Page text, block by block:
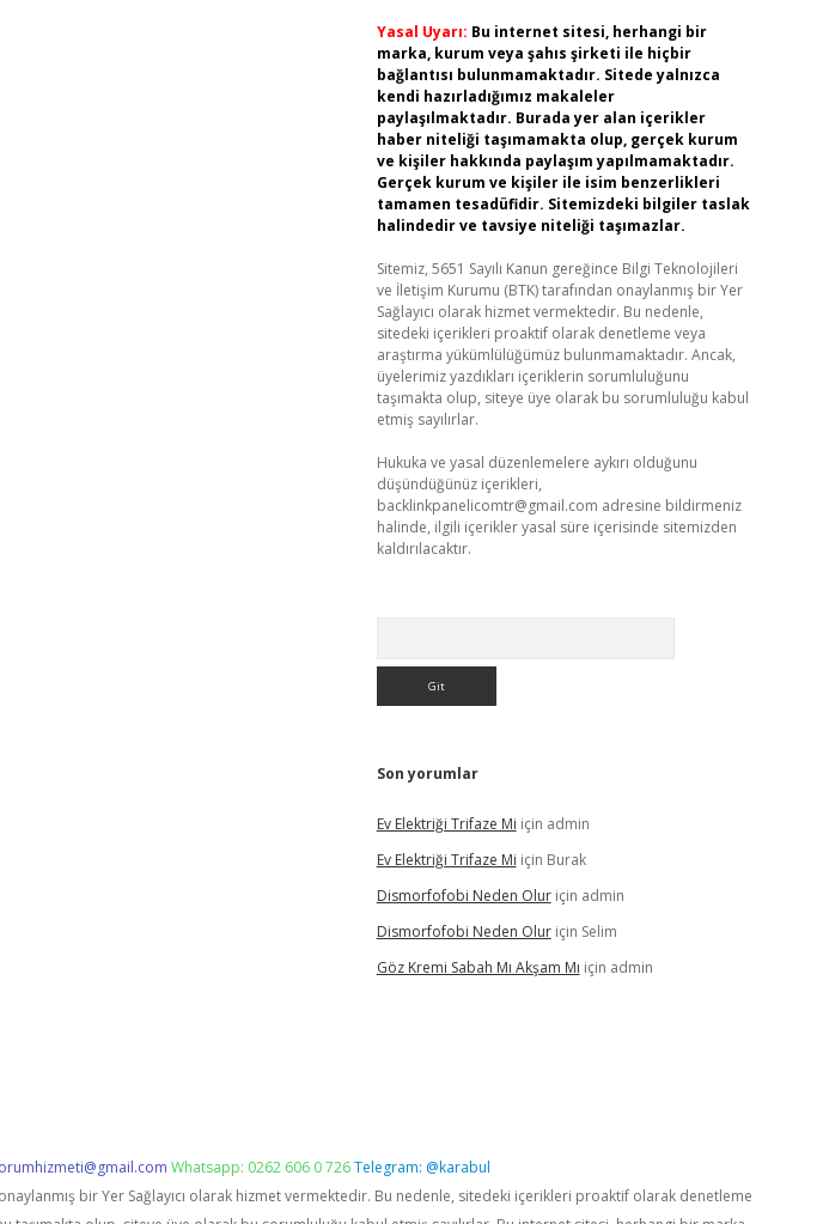
Yasal Uyarı: Bu internet sitesi, herhangi bir
marka, kurum veya şahıs şirketi ile hiçbir
bağlantısı bulunmamaktadır. Sitede yalnızca
kendi hazırladığımız makaleler
paylaşılmaktadır. Burada yer alan içerikler
haber niteliği taşımamakta olup, gerçek kurum
ve kişiler hakkında paylaşım yapılmamaktadır.
Gerçek kurum ve kişiler ile isim benzerlikleri
tamamen tesadüfidir. Sitemizdeki bilgiler taslak
halindedir ve tavsiye niteliği taşımazlar.
Sitemiz, 5651 Sayılı Kanun gereğince Bilgi Teknolojileri
ve İletişim Kurumu (BTK) tarafından onaylanmış bir Yer
Sağlayıcı olarak hizmet vermektedir. Bu nedenle,
sitedeki içerikleri proaktif olarak denetleme veya
araştırma yükümlülüğümüz bulunmamaktadır. Ancak,
üyelerimiz yazdıkları içeriklerin sorumluluğunu
taşımakta olup, siteye üye olarak bu sorumluluğu kabul
etmiş sayılırlar.
Hukuka ve yasal düzenlemelere aykırı olduğunu
düşündüğünüz içerikleri,
backlinkpanelicomtr@gmail.com adresine bildirmeniz
halinde, ilgili içerikler yasal süre içerisinde sitemizden
kaldırılacaktır.
Son yorumlar
Ev Elektriği Trifaze Mi için admin
Ev Elektriği Trifaze Mi için Burak
Dismorfofobi Neden Oluriçin admin
Dismorfofobi Neden Oluriçin Selim
Göz Kremi Sabah Mı Akşam Mı için admin
Whatsapp: 0262 606 0 726Telegram: @karabul
bir Yer Sağlayıcı olarak hizmet vermektedir. Bu nedenle, sitedeki içerikleri proaktif olarak denetleme